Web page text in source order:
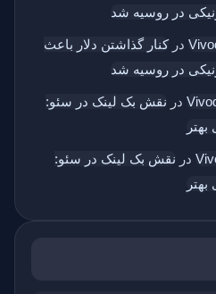
در روسیه شد
درکنار گذاشتن دلار باعث
در روسیه شد
در نقش بک‌ لینک در سئو:
در نقش بک‌ لینک در سئو: